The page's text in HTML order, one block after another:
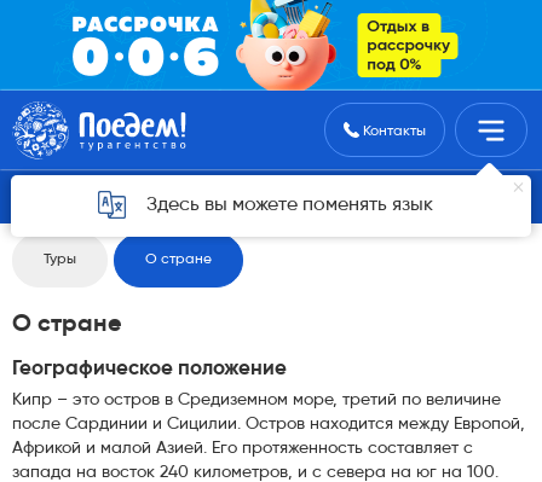
Поиск туровКонтакты
Здесь вы можете поменять язык
Вернуться назад
Туры О стране
О стране
Географическое положение
Кипр – это остров в Средиземном море, третий по величине
после Сардинии и Сицилии. Остров находится между Европой,
Африкой и малой Азией. Его протяженность составляет с
запада на восток 240 километров, и с севера на юг на 100.